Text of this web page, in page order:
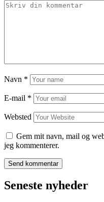
Navn *
E-mail *
Websted
Gem mit navn, mail og
jeg kommenterer.
Seneste nyheder